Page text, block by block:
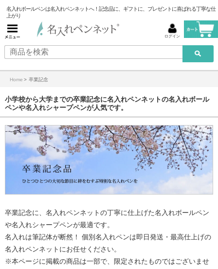
名入れボールペンは名入れペンネットへ！記念品に、ギフトに、プレゼントに喜ばれる丁寧な仕
上がり
ログイン
Home > 卒業記念
小学校から大学までの卒業記念に名入れペンネットの名入れボール
ペンや名入れシャープペンが人気です。
卒業記念に、名入れペンネットの丁寧に仕上げた名入れボールペン
や名入れシャープペンが最適です。
名入れは筆記体が断然！ 個別名入れペンは即日発送・最高仕上げの
名入れペンネットにお任せください。
※本ページに掲載の商品は一部で、限定されたものではございませ